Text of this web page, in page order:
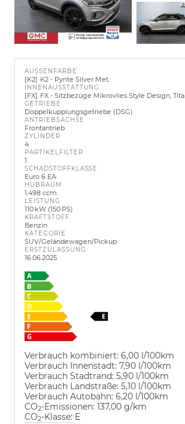
AUSSENFARBE
K2 K2 - Pyrite Silver Met.
INNENAUSSTATTUNG
FX FX - Sitzbezüge Mikrovlies Style Design,
GETRIEBE
Doppelkupplungsgetriebe (DSG)
ANTRIEBSACHSE
Frontantrieb
ZYLINDER
4
PARTIKELFILTER
1
SCHADSTOFFKLASSE
Euro 6 EA
HUBRAUM
1.498 ccm
LEISTUNG
110 kW (150 PS)
KRAFTSTOFF
Benzin
KATEGORIE
SUV/Geländewagen/Pickup
ERSTZULASSUNG
16.06.2025
Verbrauch kombiniert: 6,00 l/100km
Verbrauch Innenstadt: 7,90 l/100km
Verbrauch Stadtrand: 5,90 l/100km
Verbrauch Landstraße: 5,10 l/100km
Verbrauch Autobahn: 6,20 l/100km
CO2-Emissionen: 137,00 g/km
CO2-Klasse: E